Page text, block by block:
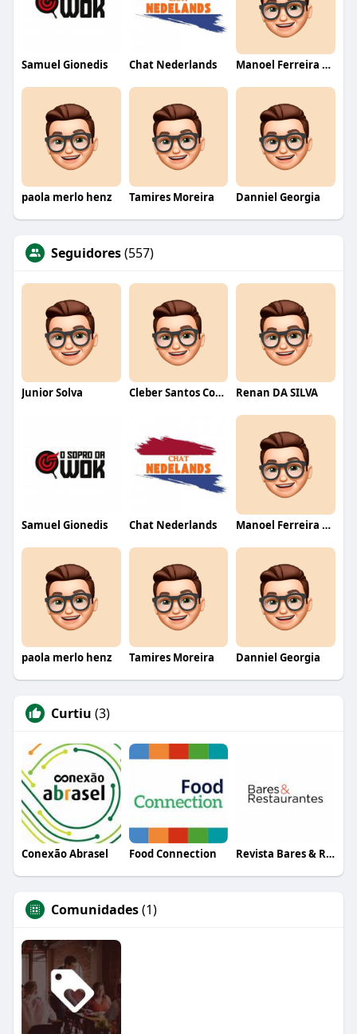
Samuel Gionedis Chat Nederlands Manoel Ferreira dos Santos junior
paola merlo henz Tamires Moreira Danniel Georgia
Seguidores(557)
Junior Solva Cleber Santos Costa Renan DA SILVA
Samuel Gionedis Chat Nederlands Manoel Ferreira dos Santos junior
paola merlo henz Tamires Moreira Danniel Georgia
Curtiu (3)
Conexão Abrasel Food Connection Revista Bares & Restaurantes
Comunidades(1)